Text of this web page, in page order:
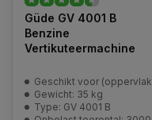
Güde GV 4001 B
Benzine
Vertikuteermachine
Geschikt voor (oppervlakte): 1400 m2
Gewicht: 35 kg
Type: GV 4001 B